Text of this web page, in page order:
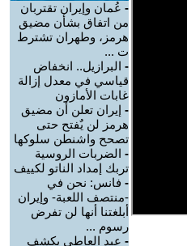
- عُمان وإيران تقتربان
من اتفاق بشأن مضيق
هرمز، وطهران تشترط
ت ...
- البرازيل.. انخفاض
قياسي في معدل إزالة
غابات الأمازون
- إيران تعلن أن مضيق
هرمز لن يٌفتح حتى
تصحح واشنطن سلوكها
- الضربات الروسية
تربك إمداد الناتو لكييف
- فانس: نحن في
-منتصف اللعبة- وإيران
أبلغتنا أنها لن تفرض
رسوم ...
- عبد العاطي يكشف